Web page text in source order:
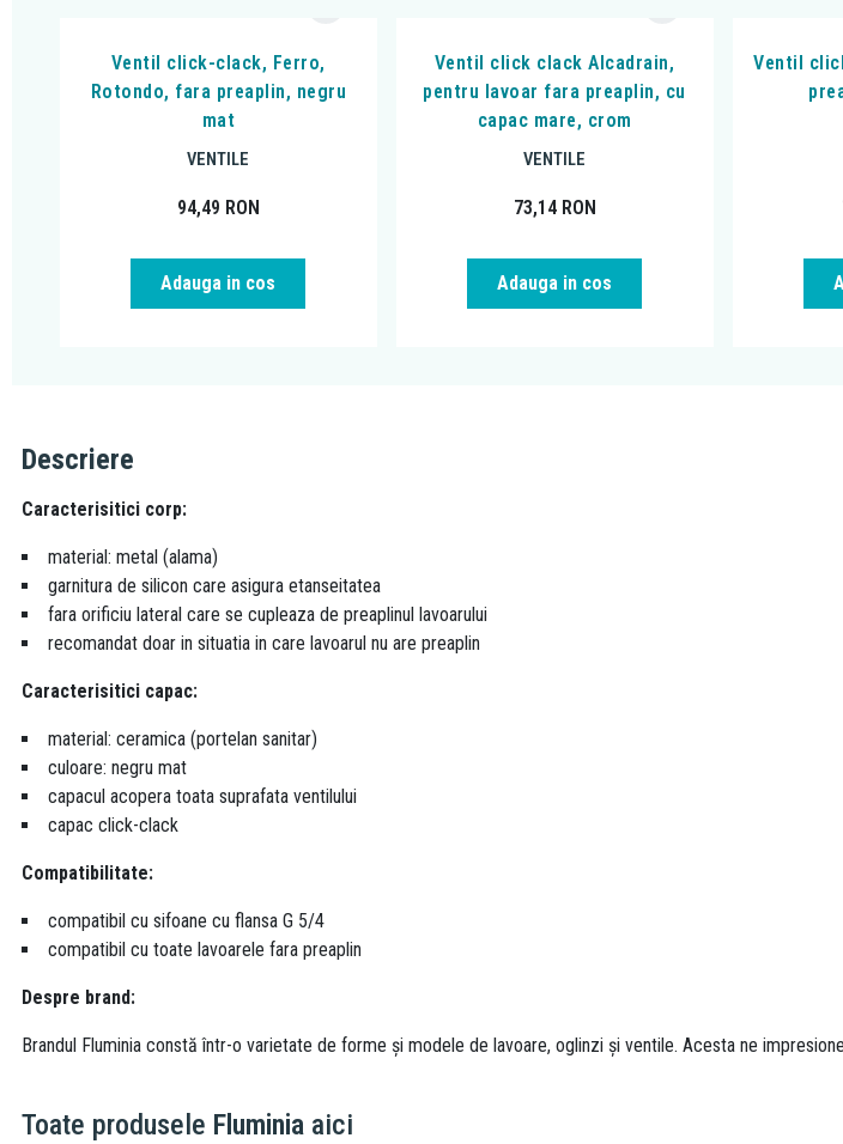
Ventil click-clack, Ferro,
Rotondo, fara preaplin, negru
mat
VENTILE
94,49 RON
Adauga in cos
Ventil click clack Alcadrain,
pentru lavoar fara preaplin, cu
capac mare, crom
VENTILE
73,14 RON
Adauga in cos
Ventil
Descriere
Caracterisitici corp:
material: metal (alama)
garnitura de silicon care asigura etanseitatea
fara orificiu lateral care se cupleaza de preaplinul lavoarului
recomandat doar in situatia in care lavoarul nu are preaplin
Caracterisitici capac:
material: ceramica (portelan sanitar)
culoare: negru mat
capacul acopera toata suprafata ventilului
capac click-clack
Compatibilitate:
compatibil cu sifoane cu flansa G 5/4
compatibil cu toate lavoarele fara preaplin
Despre brand:
Brandul Fluminia constă într-o varietate de forme și modele de lavoare, oglinzi și ventile. Acesta ne
Toate produsele Fluminia aici